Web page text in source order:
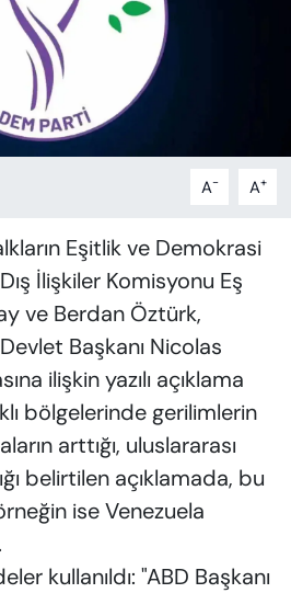
A- A+
Eşitlik ve Demokrasi
İlişkiler Komisyonu Eş
ve Berdan Öztürk,
Başkanı Nicolas
ilişkin yazılı açıklama
bölgelerinde gerilimlerin
arttığı, uluslararası
belirtilen açıklamada, bu
ise Venezuela
kullanıldı: "ABD Başkanı
HABERLERİ